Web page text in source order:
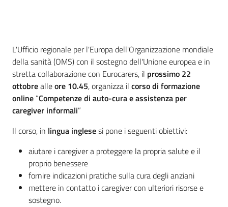
Novità
Servizi
Leggi Atti Bandi
Argomenti
Introduzione
L'Ufficio regionale per l'Europa dell'Organizzazione mondiale
della sanità (OMS) con il sostegno dell'Unione europea e in
stretta collaborazione con Eurocarers, il prossimo 22
ottobrealleore 10.45, organizza il corso di formazione
online “Competenze di auto-cura e assistenza per
caregiver informali”
Il corso, in lingua inglesesi pone i seguenti obiettivi:
aiutare i caregiver a proteggere la propria salute e il
proprio benessere
fornire indicazioni pratiche sulla cura degli anziani
mettere in contatto i caregiver con ulteriori risorse e
sostegno.